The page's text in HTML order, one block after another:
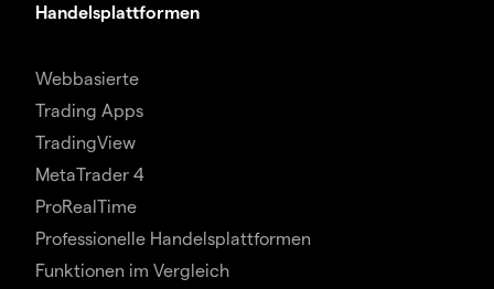
Handelsplattformen
Webbasierte
Trading Apps
TradingView
MetaTrader 4
ProRealTime
Professionelle Handelsplattformen
Funktionen im Vergleich